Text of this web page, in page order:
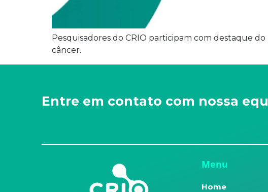
Pesquisadores do CRIO participam com destaque
câncer.
Entre em contato com nossa
Menu
Home